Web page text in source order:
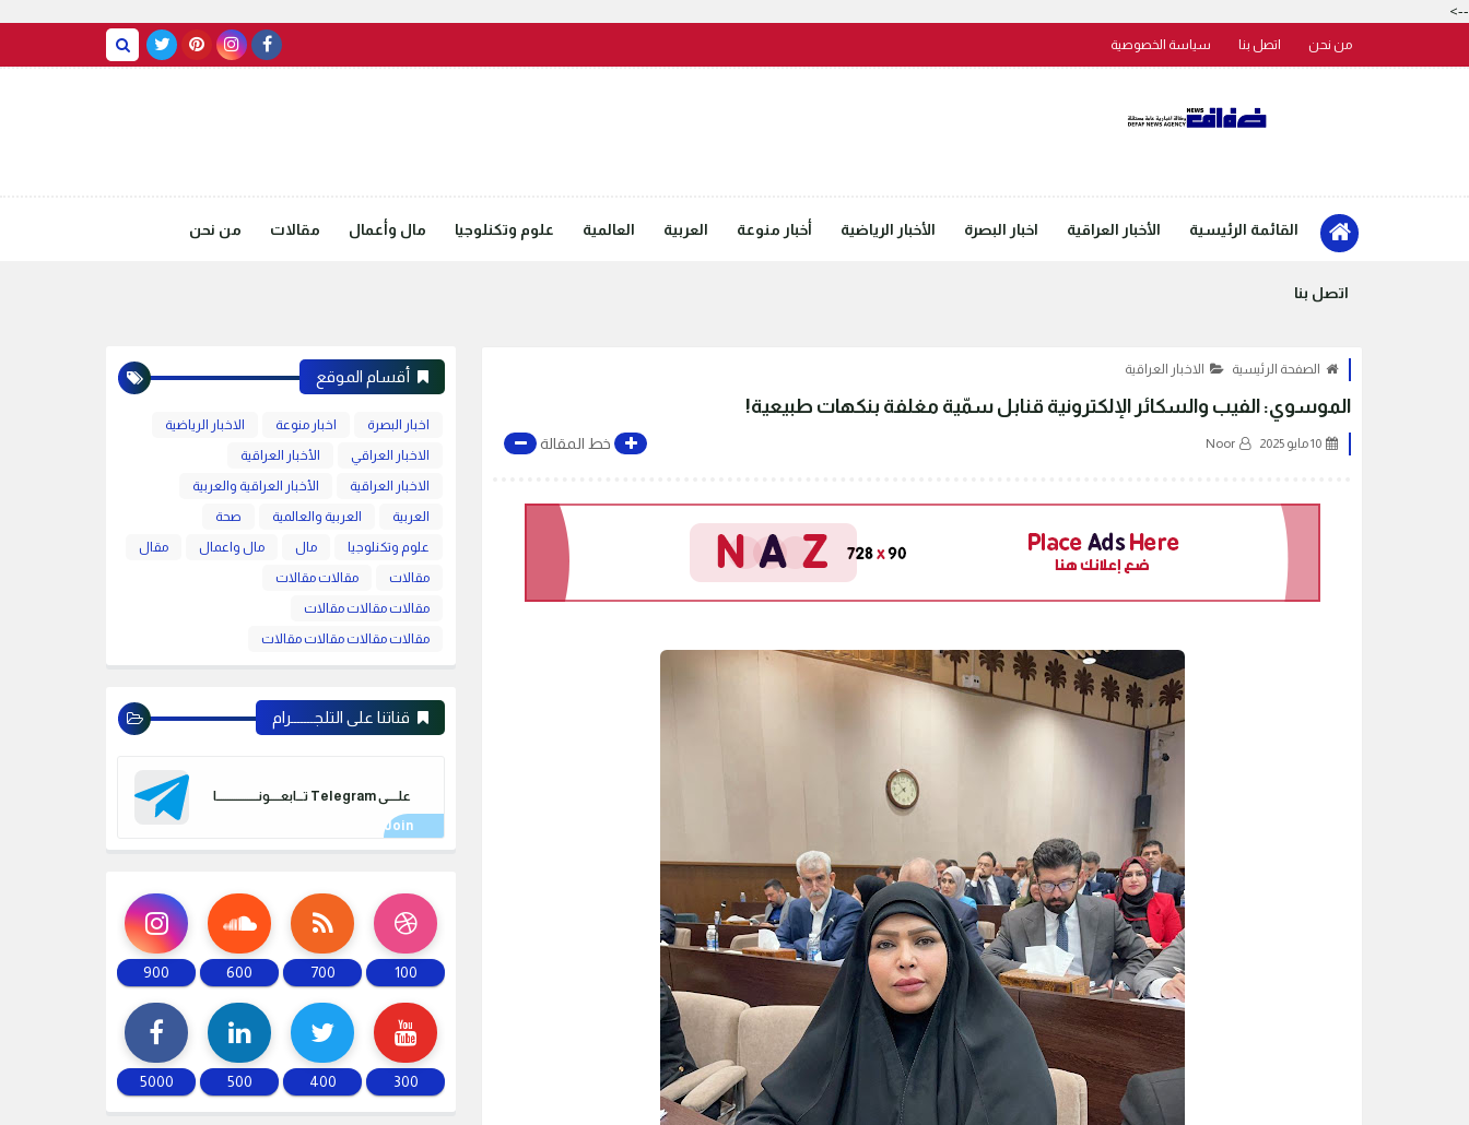
-->
من نحن اتصل بنا سياسة الخصوصية
القائمة الرئيسية الأخبار العراقية اخبار البصرة الأخبار الرياضية أخبار منوعة العربية العالمية علوم وتكنلوجيا مال وأعمال مقالات من نحن
اتصل بنا
الصفحة الرئيسية الاخبار العراقية
الموسوي: الفيب والسكائر الإلكترونية قنابل سمّية مغلفة بنكهات طبيعية!
10 مايو 2025 Noor خط المقالة
أقسام الموقع
اخبار البصرة اخبار منوعة
الاخبار الرياضية
الاخبار العراقي
الأخبار العراقية
الاخبار العراقية
الأخبار العراقية والعربية
العربية
العربية والعالمية
صحة
علوم وتكنلوجيا
مال مال واعمال
مقال
مقالات
مقالات مقالات
مقالات مقالات مقالات
مقالات مقالات مقالات مقالات
قناتنا على التلجـــــــرام
علـــــى Telegram تـــابعـــــونـــــــــــــــــــا
100
700
600
900
300
400
500
5000